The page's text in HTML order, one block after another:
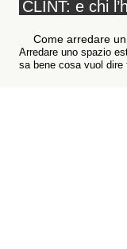
CLINT: e chi
Come arredare
Arredare uno spazio
sa bene cosa vuol